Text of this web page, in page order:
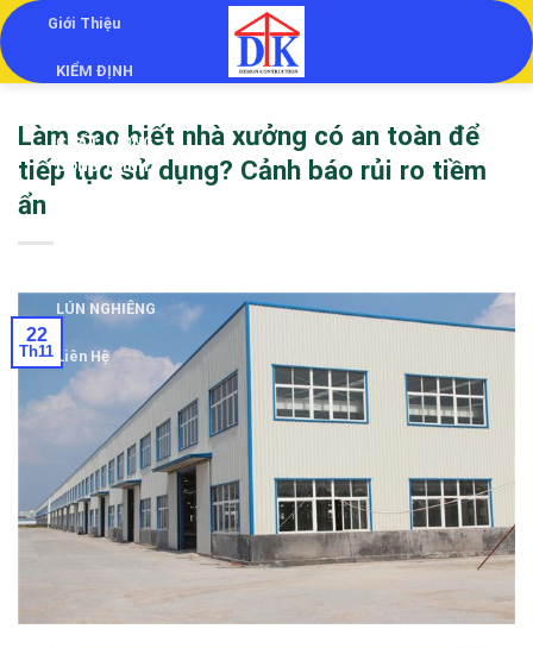
Skip
to
content
Giới Thiệu
KIỂM ĐỊNH
CHẤT LƯỢNG
CÔNG TRÌNH
LÚN NGHIÊNG
Liên Hệ
Làm sao biết nhà xưởng có an toàn để
tiếp tục sử dụng? Cảnh báo rủi ro tiềm
ẩn
22
Th11